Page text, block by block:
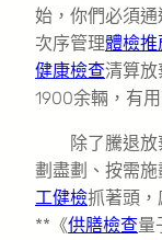
始，你們必須
次序管理體檢推
健康檢查清算放
1900余輛，有
除了騰退
劃盡劃、按需
工健檢抓著頭
**《供膳檢查量